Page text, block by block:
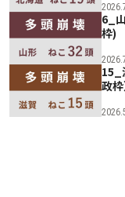
6_
枠)
15_
政